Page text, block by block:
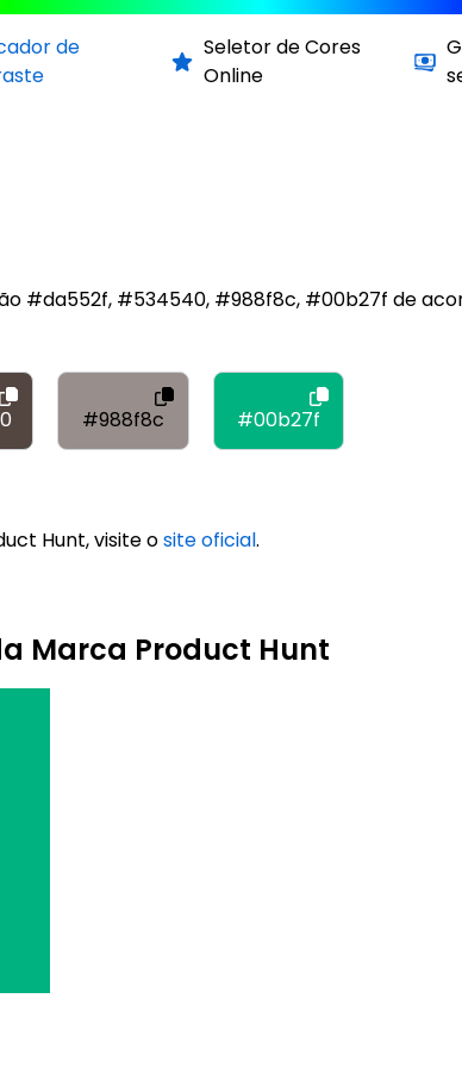
de
Seletor de Cores
Online
#da552f, #534540, #988f8c, #00b27f de
#988f8c #00b27f
Hunt, visite osite oficial.
Marca Product Hunt